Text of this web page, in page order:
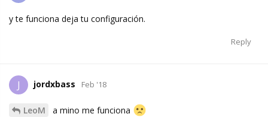
y te funciona deja tu configuración.
Reply
J jordxbass Feb '18
LeoM a mino me funciona